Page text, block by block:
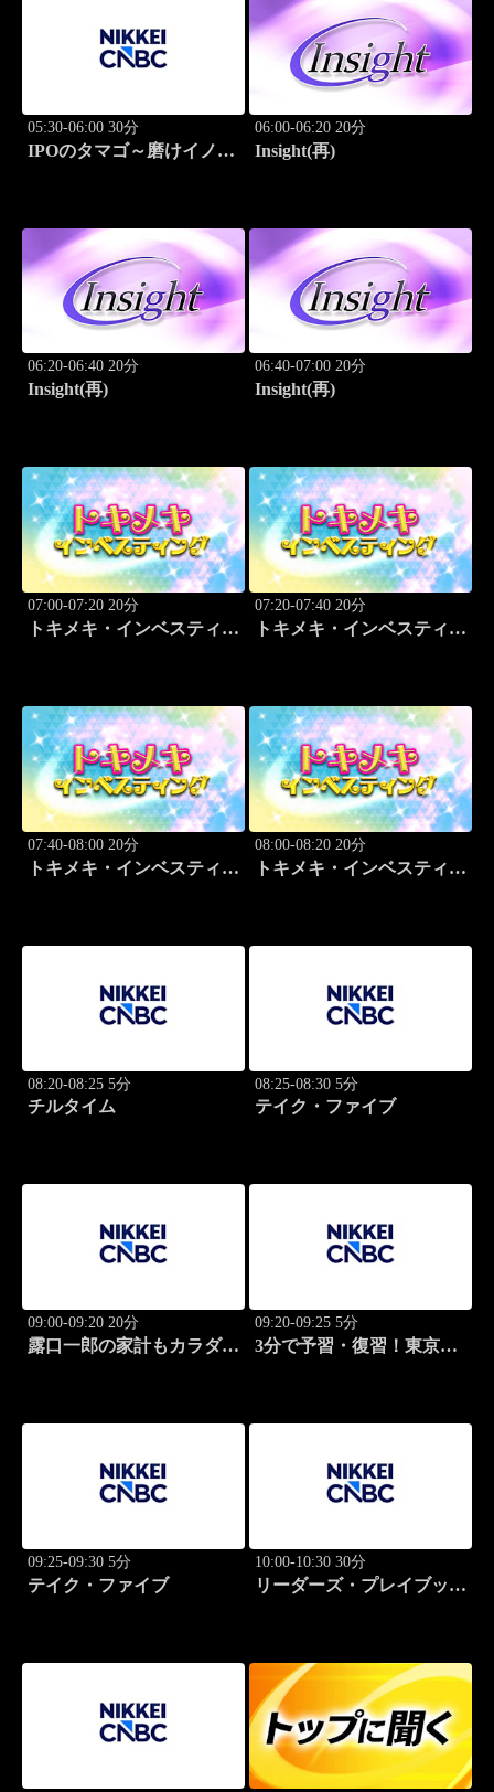
05:30-06:00 30分
IPOのタマゴ～磨けイノベ
06:00-06:20 20分
Insight(再)
06:20-06:40 20分
Insight(再)
06:40-07:00 20分
Insight(再)
07:00-07:20 20分
トキメキ・インベスティン
07:20-07:40 20分
トキメキ・インベスティン
07:40-08:00 20分
トキメキ・インベスティン
08:00-08:20 20分
トキメキ・インベスティン
08:20-08:25 5分
チルタイム
08:25-08:30 5分
テイク・ファイブ
09:00-09:20 20分
露口一郎の家計もカラダも
09:20-09:25 5分
3分で予習・復習！東京市
09:25-09:30 5分
テイク・ファイブ
10:00-10:30 30分
リーダーズ・プレイブック